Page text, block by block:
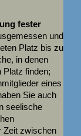
fester
und
Platz bis zu
in denen
Platz finden;
eines
Sie auch
seelische
Zeit zwischen